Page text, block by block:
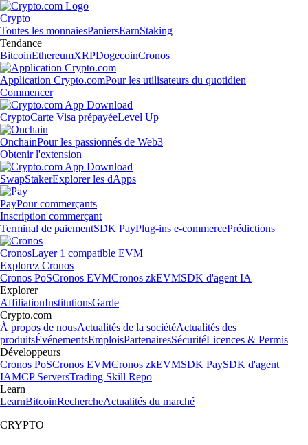
Crypto
Toutes les monnaiesPaniersEarnStaking
Tendance
BitcoinEthereumXRPDogecoinCronos
Application Crypto.comPour les utilisateurs du quotidien
Commencer
CryptoCarte Visa prépayéeLevel Up
OnchainPour les passionnés de Web3
Obtenir l'extension
SwapStakerExplorer les dApps
PayPour commerçants
Inscription commerçant
Terminal de paiementSDK PayPlug-ins e-commercePrédictions
CronosLayer 1 compatible EVM
Explorez Cronos
Cronos PoSCronos EVMCronos zkEVMSDK d'agent IA
Explorer
AffiliationInstitutionsGarde
Crypto.com
À propos de nousActualités de la sociétéActualités des
produitsÉvénementsEmploisPartenairesSécuritéLicences & Permis
Développeurs
Cronos PoSCronos EVMCronos zkEVMSDK PaySDK d'agent
IAMCP ServersTrading Skill Repo
Learn
LearnBitcoinRechercheActualités du marché
CRYPTO